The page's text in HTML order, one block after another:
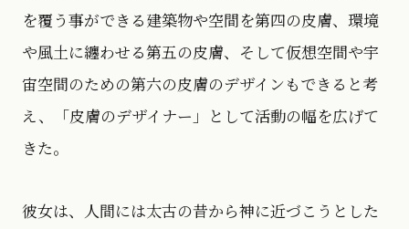
を覆う事ができる建築物や空間を第四の皮膚、環境
や風土に纏わせる第五の皮膚、そして仮想空間や宇
宙空間のための第六の皮膚のデザインもできると考
え、「皮膚のデザイナー」として活動の幅を広げて
きた。
彼女は、人間には太古の昔から神に近づこうとした